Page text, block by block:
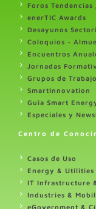
Foros
enerTIC Awards
Desayunos
Coloquios -
Encuentros
Jornadas
Grupos de Trabajo
SmartInnovation
Guia Smart
Especiales y
Centro de
Casos de Uso
Energy & Utilities
IT Infrastructure
Industries &
eGovernment &